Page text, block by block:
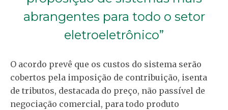
abrangentes para todo o setor
eletroeletrônico”
O acordo prevê que os custos do sistema serão
cobertos pela imposição de contribuição, isenta
de tributos, destacada do preço, não passível de
negociação comercial, para todo produto